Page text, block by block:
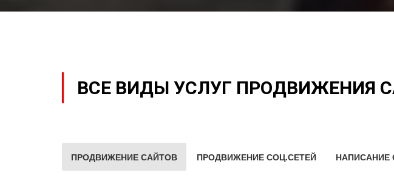
ВСЕ ВИДЫ УСЛУГ ПРОДВИЖЕНИЯ
ПРОДВИЖЕНИЕ САЙТОВ ПРОДВИЖЕНИЕ СОЦ.СЕТЕЙ